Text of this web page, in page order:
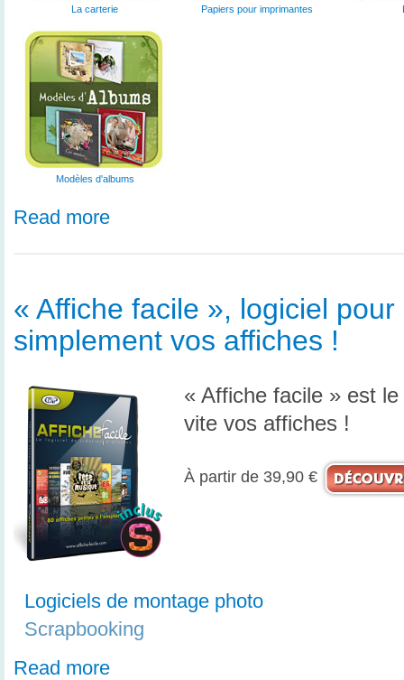
La carterie Papiers pour imprimantes
Modèles d'albums
Read more
« Affiche facile », logiciel
simplement vos affiches !
« Affiche facile » est
vite vos affiches !
À partir de 39,90 €
Logiciels de montage photo
Scrapbooking
Read more